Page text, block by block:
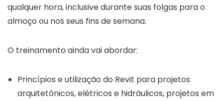
qualquer hora, inclusive durante suas folgas para o
almoço ou nos seus fins de semana.
O treinamento ainda vai abordar:
Princípios e utilização do Revit para projetos
arquitetônicos, elétricos e hidráulicos, projetos em